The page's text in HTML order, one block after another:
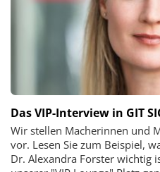
Das VIP-Interview in GIT
Wir stellen Macherinnen und
vor. Lesen Sie zum Beispiel,
Dr. Alexandra Forster wichtig